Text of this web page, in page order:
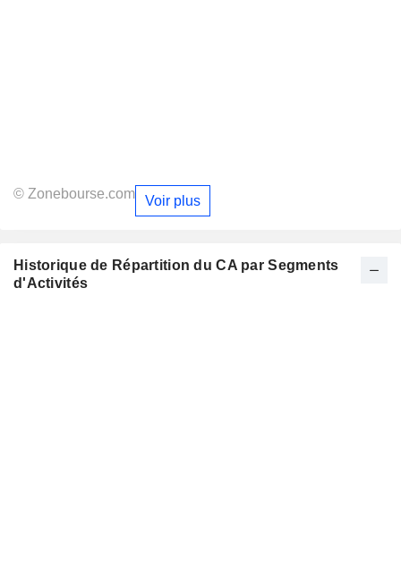
© Zonebourse.com Voir plus
Historique de Répartition du CA par Segments
d'Activités